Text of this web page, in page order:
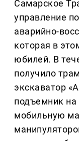
Самарское
управление
аварийно-
которая в
юбилей. В
получило
экскаватор
подъемник
мобильную